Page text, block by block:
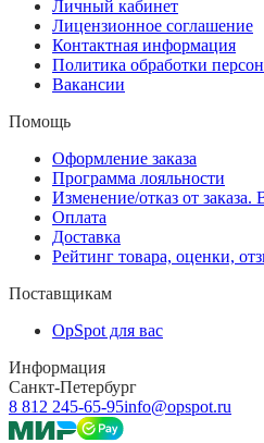
Личный кабинет
Лицензионное соглашение
Контактная информация
Политика обработки
Вакансии
Помощь
Оформление заказа
Программа лояльности
Изменение/отказ от заказа.
Оплата
Доставка
Рейтинг товара, оценки,
Поставщикам
OpSpot для вас
Информация
Санкт-Петербург
8 812 245-65-95info@opspot.ru